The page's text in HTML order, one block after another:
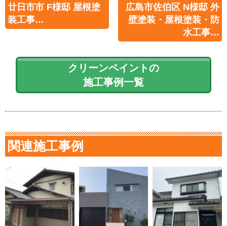
廿日市市 F様邸 屋根塗
装工事…
広島市佐伯区 N様邸 外
壁塗装・屋根塗装・防
水工事…
クリーンペイントの
施工事例一覧
関連施工事例